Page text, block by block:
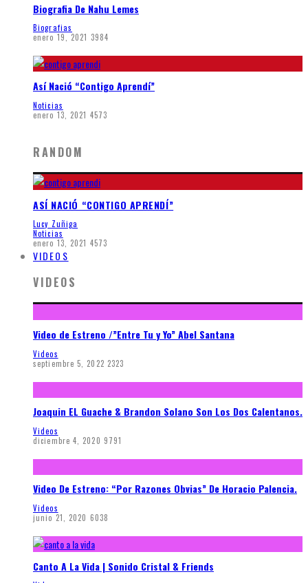
Biografia De Nahu Lemes
Biografias
enero 19, 2021 3984
Así Nació “Contigo Aprendí”
Noticias
enero 13, 2021 4573
RANDOM
ASÍ NACIÓ “CONTIGO APRENDÍ”
Lucy Zuñiga
Noticias
enero 13, 2021 4573
VIDEOS
VIDEOS
Video de Estreno /”Entre Tu y Yo” Abel Santana
Videos
septiembre 5, 2022 2323
Joaquin EL Guache & Brandon Solano Son Los Dos Calentanos.
Videos
diciembre 4, 2020 9791
Video De Estreno: “Por Razones Obvias” De Horacio Palencia.
Videos
junio 21, 2020 6038
Canto A La Vida | Sonido Cristal & Friends